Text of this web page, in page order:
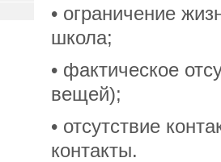
• ограничение
школа;
• фактическое
вещей);
• отсутствие
контакты.